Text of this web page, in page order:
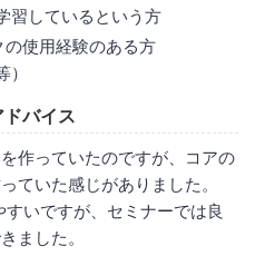
習しているという方
使用経験のある方
バイス
作っていたのですが、コアの
ていた感じがありました。
いですが、セミナーでは良
ました。